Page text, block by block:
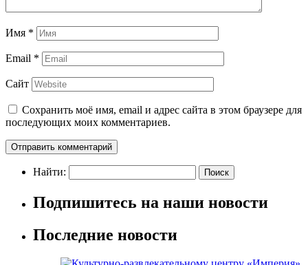
Имя *
Email *
Сайт
Сохранить моё имя, email и адрес сайта в этом браузере для
последующих моих комментариев.
Найти:
Подпишитесь на наши новости
Последние новости